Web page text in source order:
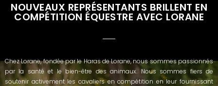
NOUVEAUX REPRÉSENTANTS BRILLENT EN
COMPÉTITION ÉQUESTRE AVEC LORANE
Chez Lorane, fondée par le Haras de Lorane, nous sommes passionnés
par la santé et le bien-être des animaux. Nous sommes fiers de
soutenir activement les cavaliers en compétition en leur fournissant